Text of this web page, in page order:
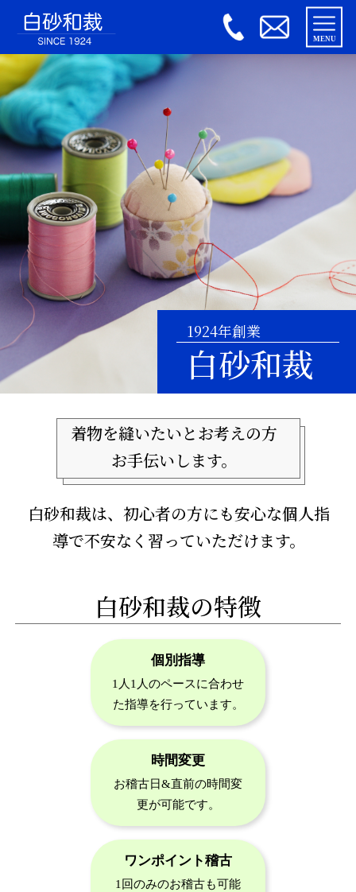
MENU
HOME
和裁教室
パッチワーク教室
お問い合わせ 1924年創業
白砂和裁
着物を縫いたいとお考えの方
お手伝いします。
白砂和裁は、初心者の方にも安心な個人指
導で不安なく習っていただけます。
白砂和裁の特徴
個別指導
1人1人のペースに合わせ
た指導を行っています。
時間変更
お稽古日&直前の時間変
更が可能です。
ワンポイント稽古
1回のみのお稽古も可能